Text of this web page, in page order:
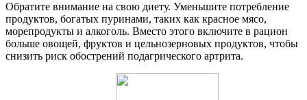
Обратите внимание на свою диету. Уменьшите потребление
продуктов, богатых пуринами, таких как красное мясо,
морепродукты и алкоголь. Вместо этого включите в рацион
больше овощей, фруктов и цельнозерновых продуктов, чтобы
снизить риск обострений подагрического артрита.